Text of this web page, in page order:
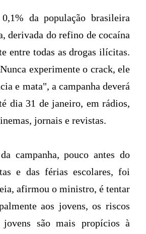
da população brasileira
derivada do refino de cocaína
entre todas as drogas ilícitas.
experimente o crack, ele
e mata", a campanha deverá
dia 31 de janeiro, em rádios,
jornais e revistas.
campanha, pouco antes do
e das férias escolares, foi
afirmou o ministro, é tentar
aos jovens, os riscos
são mais propícios à